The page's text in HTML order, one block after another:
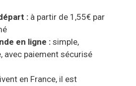
: à partir de 1,55€ par
en ligne : simple,
avec paiement sécurisé
en France, il est